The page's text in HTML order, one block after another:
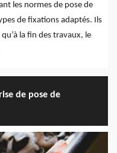
les normes de pose de
de fixations adaptés. Ils
la fin des travaux, le
de pose de